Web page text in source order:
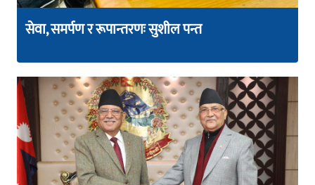
सेवा, समर्पण र रूपान्तरणः सुशील पन्त